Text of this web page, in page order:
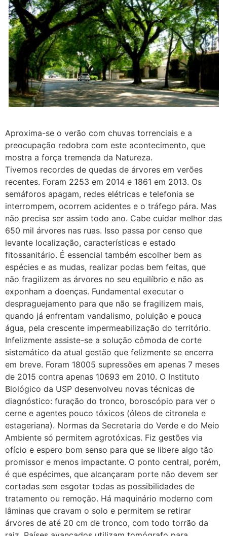
Aproxima-se o verão com chuvas torrenciais e a
preocupação redobra com este acontecimento, que
mostra a força tremenda da Natureza.
Tivemos recordes de quedas de árvores em verões
recentes. Foram 2253 em 2014 e 1861 em 2013. Os
semáforos apagam, redes elétricas e telefonia se
interrompem, ocorrem acidentes e o tráfego pára. Mas
não precisa ser assim todo ano. Cabe cuidar melhor das
650 mil árvores nas ruas. Isso passa por censo que
levante localização, características e estado
fitossanitário. É essencial também escolher bem as
espécies e as mudas, realizar podas bem feitas, que
não fragilizem as árvores no seu equilíbrio e não as
exponham a doenças. Fundamental executar o
despraguejamento para que não se fragilizem mais,
quando já enfrentam vandalismo, poluição e pouca
água, pela crescente impermeabilização do território.
Infelizmente assiste-se a solução cômoda de corte
sistemático da atual gestão que felizmente se encerra
em breve. Foram 18005 supressões em apenas 7 meses
de 2015 contra apenas 10693 em 2010. O Instituto
Biológico da USP desenvolveu novas técnicas de
diagnóstico: furação do tronco, boroscópio para ver o
cerne e agentes pouco tóxicos (óleos de citronela e
estageriana). Normas da Secretaria do Verde e do Meio
Ambiente só permitem agrotóxicas. Fiz gestões via
ofício e espero bom senso para que se libere algo tão
promissor e menos impactante. O ponto central, porém,
é que espécimes, que alcançaram porte não devem ser
cortadas sem esgotar todas as possibilidades de
tratamento ou remoção. Há maquinário moderno com
lâminas que cravam o solo e permitem se retirar
árvores de até 20 cm de tronco, com todo torrão da